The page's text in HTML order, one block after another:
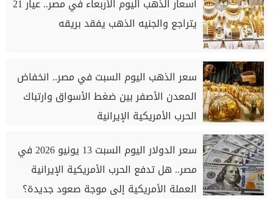
أسعار الذهب اليوم الأربعاء في مصر.. عيار 21
يتراجع والجنيه الذهب يفقد بريقه
سعر الذهب اليوم السبت في مصر.. انخفاض
المعدن الأصفر بين ضغط الأسواق وارتباك
الحرب الأمريكية الإيرانية
سعر الدولار اليوم السبت 13 يونيو 2026 في
مصر.. هل تدفع الحرب الأمريكية الإيرانية
العملة الأمريكية إلى موجة صعود جديدة؟